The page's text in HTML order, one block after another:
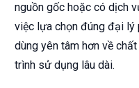
nguồn gốc hoặc có dịch
việc lựa chọn đúng đại lý
dùng yên tâm hơn về
trình sử dụng lâu dài.